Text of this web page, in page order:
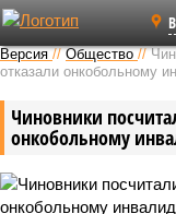
Версия //Общество //
отказали онкобольному
Чиновники
онкобольному